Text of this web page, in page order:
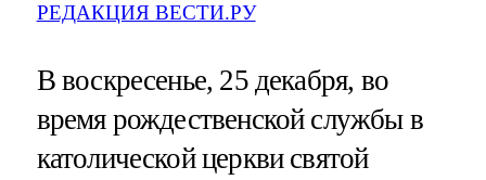
РЕДАКЦИЯ ВЕСТИ.РУ
В воскресенье, 25 декабря, во
время рождественской службы в
католической церкви святой